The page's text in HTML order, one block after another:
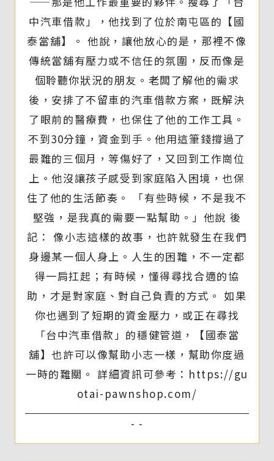
中汽車借款」，他找到了位於南屯區的【國
泰當舖】。 他說，讓他放心的是，那裡不像
傳統當舖有壓力或不信任的氛圍，反而像是
個聆聽你狀況的朋友。老闆了解他的需求
後，安排了不留車的汽車借款方案，既解決
了眼前的醫療費，也保住了他的工作工具。
不到30分鐘，資金到手。他用這筆錢撐過了
最難的三個月，等傷好了，又回到工作崗位
上。他沒讓孩子感受到家庭陷入困境，也保
住了他的生活節奏。 「有些時候，不是我不
堅強，是我真的需要一點幫助。」他說 後
記： 像小志這樣的故事，也許就發生在我們
身邊某一個人身上。人生的困難，不一定都
得一肩扛起；有時候，懂得尋找合適的協
助，才是對家庭、對自己負責的方式。 如果
你也遇到了短期的資金壓力，或正在尋找
「台中汽車借款」的穩健管道，【國泰當
舖】也許可以像幫助小志一樣，幫助你度過
一時的難關。 詳細資訊可參考：https://gu
otai-pawnshop.com/
- -